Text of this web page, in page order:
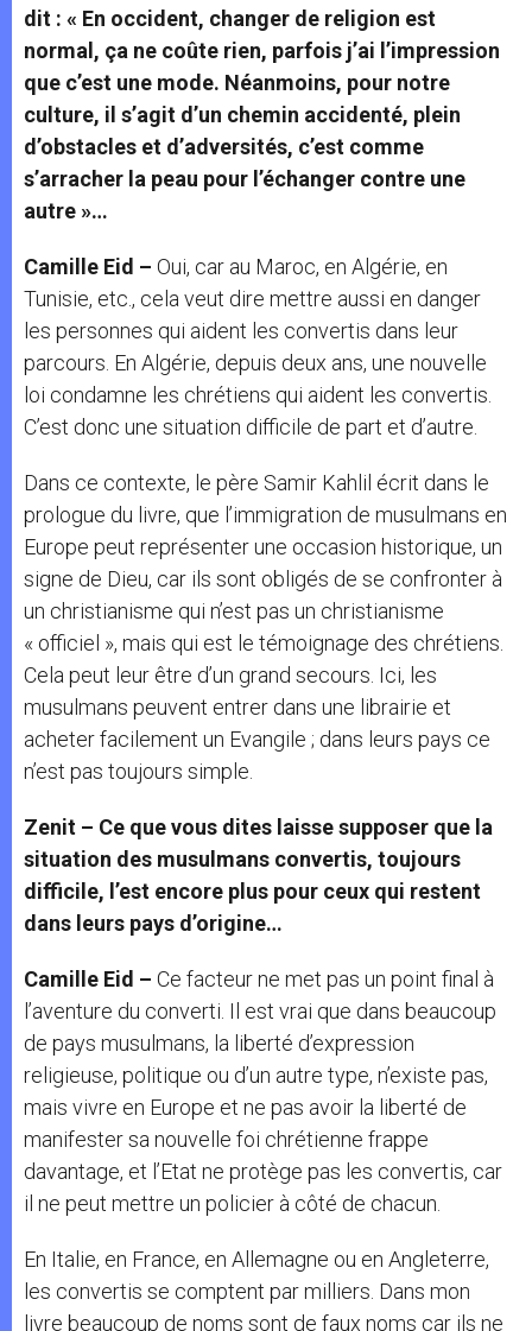
dit : « En occident, changer de religion est
normal, ça ne coûte rien, parfois j’ai l’impression
que c’est une mode. Néanmoins, pour notre
culture, il s’agit d’un chemin accidenté, plein
d’obstacles et d’adversités, c’est comme
s’arracher la peau pour l’échanger contre une
autre »…
Camille Eid – Oui, car au Maroc, en Algérie, en
Tunisie, etc., cela veut dire mettre aussi en danger
les personnes qui aident les convertis dans leur
parcours. En Algérie, depuis deux ans, une nouvelle
loi condamne les chrétiens qui aident les convertis.
C’est donc une situation difficile de part et d’autre.
Dans ce contexte, le père Samir Kahlil écrit dans le
prologue du livre, que l’immigration de musulmans en
Europe peut représenter une occasion historique, un
signe de Dieu, car ils sont obligés de se confronter à
un christianisme qui n’est pas un christianisme
« officiel », mais qui est le témoignage des chrétiens.
Cela peut leur être d’un grand secours. Ici, les
musulmans peuvent entrer dans une librairie et
acheter facilement un Evangile ; dans leurs pays ce
n’est pas toujours simple.
Zenit – Ce que vous dites laisse supposer que la
situation des musulmans convertis, toujours
difficile, l’est encore plus pour ceux qui restent
dans leurs pays d’origine…
Camille Eid – Ce facteur ne met pas un point final à
l’aventure du converti. Il est vrai que dans beaucoup
de pays musulmans, la liberté d’expression
religieuse, politique ou d’un autre type, n’existe pas,
mais vivre en Europe et ne pas avoir la liberté de
manifester sa nouvelle foi chrétienne frappe
davantage, et l’Etat ne protège pas les convertis, car
il ne peut mettre un policier à côté de chacun.
En Italie, en France, en Allemagne ou en Angleterre,
les convertis se comptent par milliers. Dans mon
livre beaucoup de noms sont de faux noms car ils ne